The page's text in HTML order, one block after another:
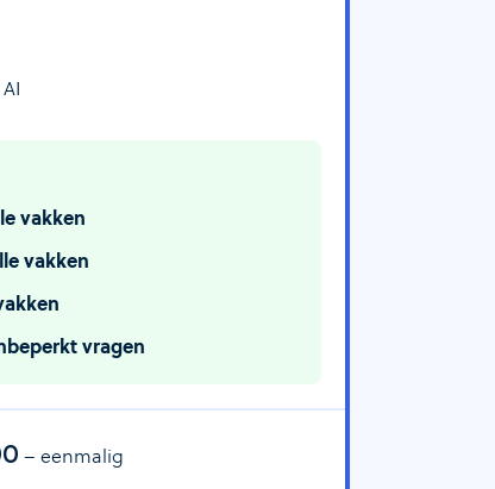
vakken
vakken
vragen
– eenmalig